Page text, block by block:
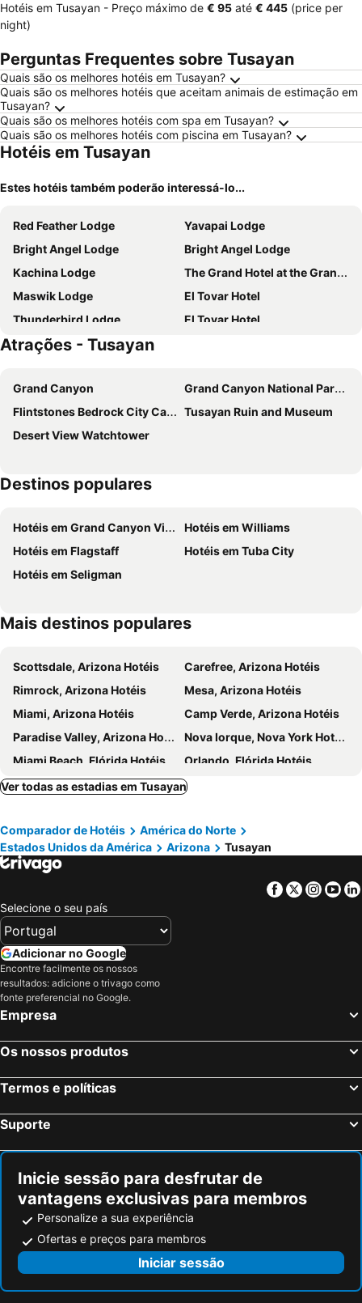
Hotéis em Tusayan - Preço máximo de ‎€ 95 até ‎€ 445 (price per
night)
Perguntas Frequentes sobre Tusayan
Quais são os melhores hotéis em Tusayan?
Quais são os melhores hotéis que aceitam animais de estimação em
Tusayan?
Quais são os melhores hotéis com spa em Tusayan?
Quais são os melhores hotéis com piscina em Tusayan?
Hotéis em Tusayan
Estes hotéis também poderão interessá-lo...
Red Feather Lodge
Yavapai Lodge
Bright Angel Lodge
Bright Angel Lodge
Kachina Lodge
The Grand Hotel at the Grand Canyon
Maswik Lodge
El Tovar Hotel
Thunderbird Lodge
El Tovar Hotel
Atrações - Tusayan
Grand Canyon
Grand Canyon National Park Airport
Flintstones Bedrock City Campground & Amusement Park
Tusayan Ruin and Museum
Desert View Watchtower
Destinos populares
Hotéis em Grand Canyon Village
Hotéis em Williams
Hotéis em Flagstaff
Hotéis em Tuba City
Hotéis em Seligman
Mais destinos populares
Scottsdale, Arizona Hotéis
Carefree, Arizona Hotéis
Rimrock, Arizona Hotéis
Mesa, Arizona Hotéis
Miami, Arizona Hotéis
Camp Verde, Arizona Hotéis
Paradise Valley, Arizona Hotéis
Nova Iorque, Nova York Hotéis
Miami Beach, Flórida Hotéis
Orlando, Flórida Hotéis
Miami, Flórida Hotéis
Las Vegas, Nevada Hotéis
Lake Buena Vista, Flórida Hotéis
Boston, Massachusetts Hotéis
Ver todas as estadias em Tusayan
Comparador de Hotéis
América do Norte
Estados Unidos da América
Arizona Tusayan
Facebook
Twitter
Selecione o seu país
Adicionar no Google
Encontre facilmente os nossos
resultados: adicione o trivago como
fonte preferencial no Google.
Empresa
Os nossos produtos
Termos e políticas
Suporte
Inicie sessão para desfrutar de
vantagens exclusivas para membros
Personalize a sua experiência
Ofertas e preços para membros
Iniciar sessão